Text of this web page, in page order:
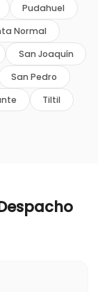
Pudahuel
Normal
San Joaquín
San Pedro
Tiltil